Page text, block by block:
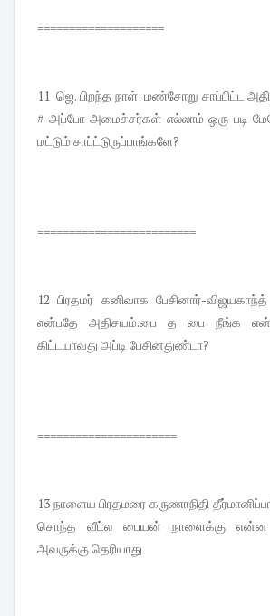
====================
11 ஜெ. பிறந்த நாள்: மண்சோறு சாப்பிட்ட
# அப்போ அமைச்சர்கள் எல்லாம் ஒரு படி
மட்டும் சாப்ட்டுருப்பாங்களே?
=========================
12 பிரதமர் கனிவாக பேசினார்-
என்பதே அதிசயம்.பை த பை நீங்க
கிட்டயாவது அப்டி பேசினதுண்டா?
======================
13 நாளைய பிரதமரை கருணாநிதி
சொந்த வீட்ல பையன் நாளைக்கு என்ன
அவருக்கு தெரியாது